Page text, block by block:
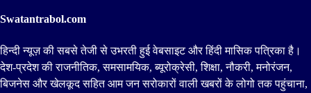
Swatantrabol.com
हिन्दी न्यूज़ की सबसे तेजी से उभरती हुई वेबसाइट और हिंदी मासिक पत्रिका है।
देश-प्रदेश की राजनीतिक, समसामयिक, ब्यूरोक्रेसी, शिक्षा, नौकरी, मनोरंजन,
बिजनेस और खेलकूद सहित आम जन सरोकारों वाली खबरों के लोगो तक पहुंचाना,